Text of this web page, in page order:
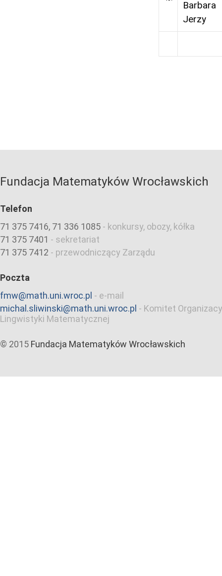
Barbara
Jerzy
Fundacja Matematyków Wrocławskich
Telefon
71 375 7416, 71 336 1085 - konkursy, obozy, kółka
71 375 7401 - sekretariat
71 375 7412 - przewodniczący Zarządu
Poczta
fmw@math.uni.wroc.pl - e-mail
michal.sliwinski@math.uni.wroc.pl - Komitet
Lingwistyki Matematycznej
© 2015 Fundacja Matematyków Wrocławskich